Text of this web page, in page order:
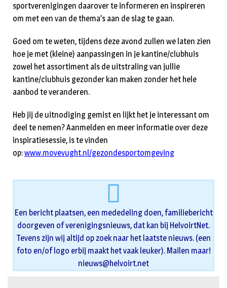
sportverenigingen daarover te informeren en inspireren
om met een van de thema’s aan de slag te gaan.
Goed om te weten, tijdens deze avond zullen we laten zien
hoe je met (kleine) aanpassingen in je kantine/clubhuis
zowel het assortiment als de uitstraling van jullie
kantine/clubhuis gezonder kan maken zonder het hele
aanbod te veranderen.
Heb jij de uitnodiging gemist en lijkt het je interessant om
deel te nemen? Aanmelden en meer informatie over deze
inspiratiesessie, is te vinden
op:www.movevught.nl/gezondesportomgeving
Een bericht plaatsen, een mededeling doen, familiebericht
doorgeven of verenigingsnieuws, dat kan bij HelvoirtNet.
Tevens zijn wij altijd op zoek naar het laatste nieuws. (een
foto en/of logo erbij maakt het vaak leuker). Mailen maar!
nieuws@helvoirt.net